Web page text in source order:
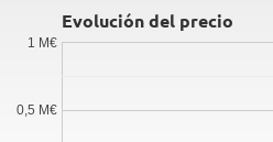
Evolución del precio
0,5 M€
1 M€